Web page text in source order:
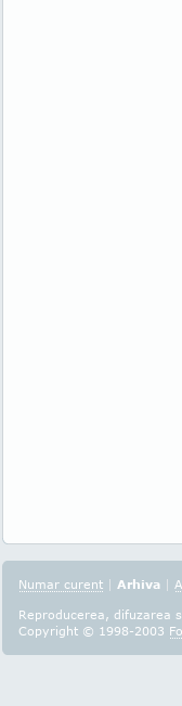
Numar curent | Arhiva |
Reproducerea, difuzarea
Copyright © 1998-2003